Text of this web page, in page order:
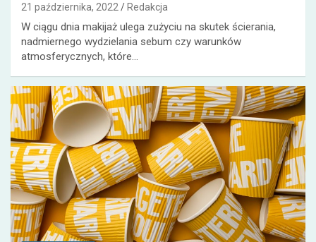
21 października, 2022 Redakcja
W ciągu dnia makijaż ulega zużyciu na skutek ścierania,
nadmiernego wydzielania sebum czy warunków
atmosferycznych, które…